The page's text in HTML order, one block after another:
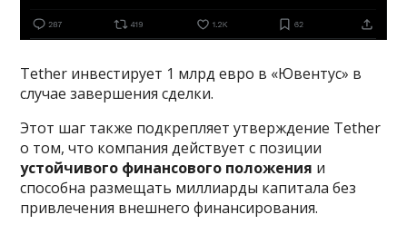
Tether инвестирует 1 млрд евро в «Ювентус» в
случае завершения сделки.
Этот шаг также подкрепляет утверждение Tether
о том, что компания действует с позиции
устойчивого финансового положения и
способна размещать миллиарды капитала без
привлечения внешнего финансирования.